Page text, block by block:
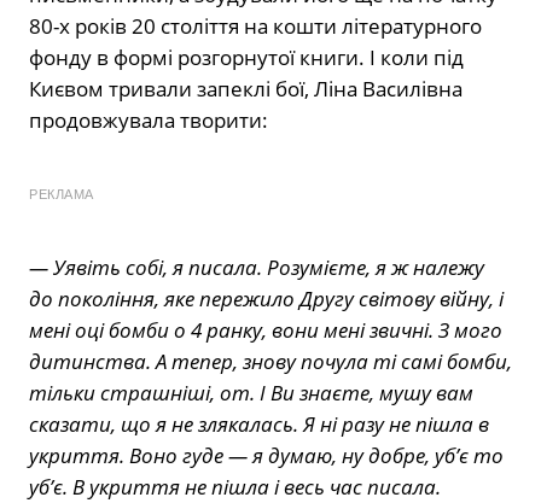
80-х років 20 століття на кошти літературного
фонду в формі розгорнутої книги. І коли під
Києвом тривали запеклі бої, Ліна Василівна
продовжувала творити:
РЕКЛАМА
— Уявіть собі, я писала. Розумієте, я ж належу
до покоління, яке пережило Другу світову війну, і
мені оці бомби о 4 ранку, вони мені звичні. З мого
дитинства. А тепер, знову почула ті самі бомби,
тільки страшніші, от. І Ви знаєте, мушу вам
сказати, що я не злякалась. Я ні разу не пішла в
укриття. Воно гуде — я думаю, ну добре, уб’є то
уб’є. В укриття не пішла і весь час писала.